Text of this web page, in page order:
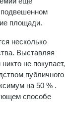
подвешенном
площади.
несколько
Выставляя
не покупает,
публичного
на 50 % .
способе